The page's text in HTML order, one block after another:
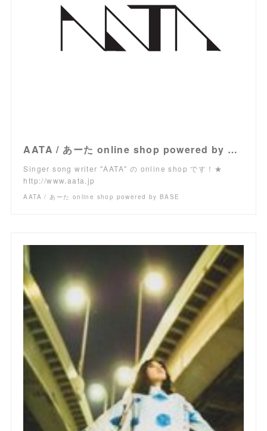
AATA / あーた online shop powered by BASE
Singer song writer "AATA" の online shop です！★
http://www.aata.jp
AATA / あーた online shop powered by BASE